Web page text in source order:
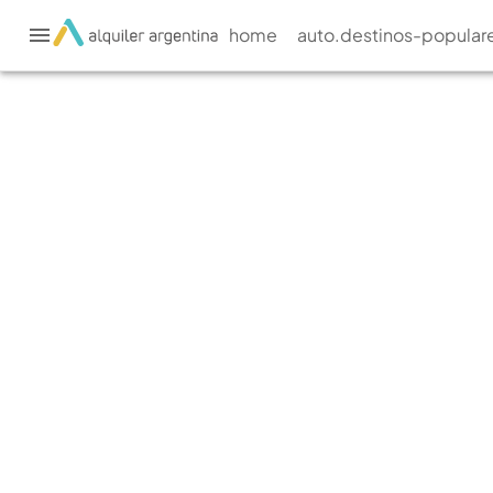
home auto.destinos-